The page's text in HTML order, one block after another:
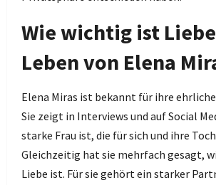
Wie wichtig ist
Leben von Elena
Elena Miras ist bekannt für ihre
Sie zeigt in Interviews und auf Social
starke Frau ist, die für sich und ihre
Gleichzeitig hat sie mehrfach gesagt,
Liebe ist. Für sie gehört ein starker